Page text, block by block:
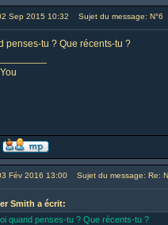
Sep 2015 10:32 Sujet du message: N°6
penses-tu ? Que récents-tu ?
Fév 2016 13:00 Sujet du message: Re:
Smith a écrit:
quand penses-tu ? Que récents-tu ?